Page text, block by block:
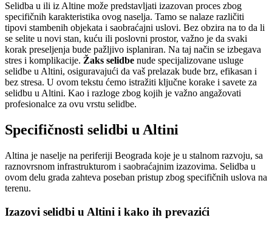
Selidba u ili iz Altine može predstavljati izazovan proces zbog
specifičnih karakteristika ovog naselja. Tamo se nalaze različiti
tipovi stambenih objekata i saobraćajni uslovi. Bez obzira na to da li
se selite u novi stan, kuću ili poslovni prostor, važno je da svaki
korak preseljenja bude pažljivo isplaniran. Na taj način se izbegava
stres i komplikacije. Žaks selidbe nude specijalizovane usluge
selidbe u Altini, osiguravajući da vaš prelazak bude brz, efikasan i
bez stresa. U ovom tekstu ćemo istražiti ključne korake i savete za
selidbu u Altini. Kao i razloge zbog kojih je važno angažovati
profesionalce za ovu vrstu selidbe.
Specifičnosti selidbi u Altini
Altina je naselje na periferiji Beograda koje je u stalnom razvoju, sa
raznovrsnom infrastrukturom i saobraćajnim izazovima. Selidba u
ovom delu grada zahteva poseban pristup zbog specifičnih uslova na
terenu.
Izazovi selidbi u Altini i kako ih prevazići